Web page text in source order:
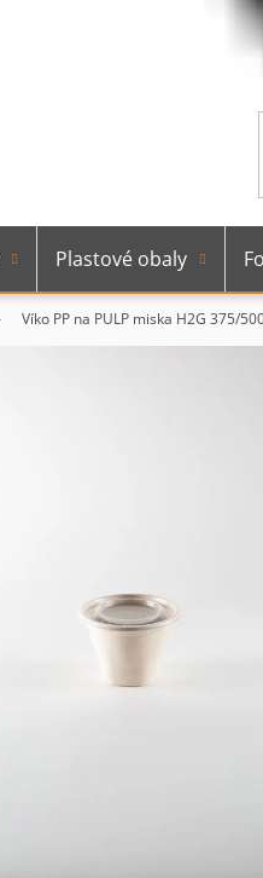
Plastové obaly
Víko PP na PULP miska H2G 375/